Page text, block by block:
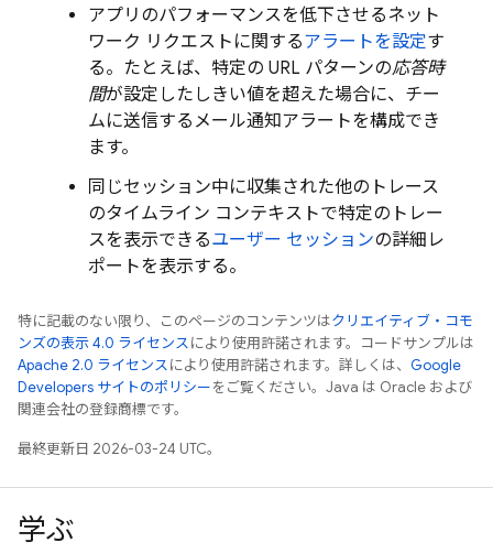
アプリのパフォーマンスを低下させるネット
ワーク リクエストに関するアラートを設定す
る。たとえば、特定の URL パターンの応答時
間が設定したしきい値を超えた場合に、チー
ムに送信するメール通知アラートを構成でき
ます。
同じセッション中に収集された他のトレース
のタイムライン コンテキストで特定のトレー
スを表示できるユーザー セッションの詳細レ
ポートを表示する。
特に記載のない限り、このページのコンテンツはクリエイティブ・コモ
ンズの表示 4.0 ライセンスにより使用許諾されます。コードサンプルは
Apache 2.0 ライセンスにより使用許諾されます。詳しくは、 Google
Developers サイトのポリシーをご覧ください。Java は Oracle および
関連会社の登録商標です。
最終更新日 2026-03-24 UTC。
学ぶ